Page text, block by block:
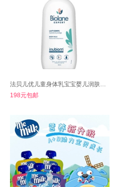
法贝儿优儿童身体乳宝宝婴儿润肤乳300mL
198元包邮